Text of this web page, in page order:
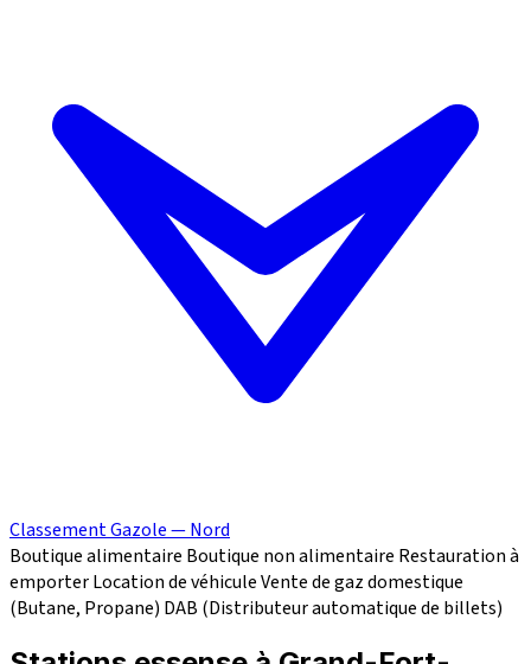
Classement Gazole — Nord
Boutique alimentaire Boutique non alimentaire Restauration à
emporterLocation de véhiculeVente de gaz domestique
(Butane, Propane) DAB (Distributeur automatique de billets)